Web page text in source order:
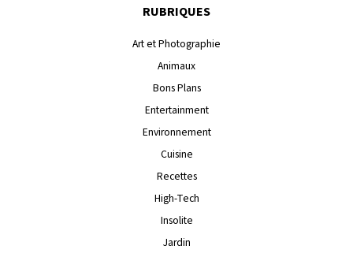
RUBRIQUES
Art et Photographie
Animaux
Bons Plans
Entertainment
Environnement
Cuisine
Recettes
High-Tech
Insolite
Jardin